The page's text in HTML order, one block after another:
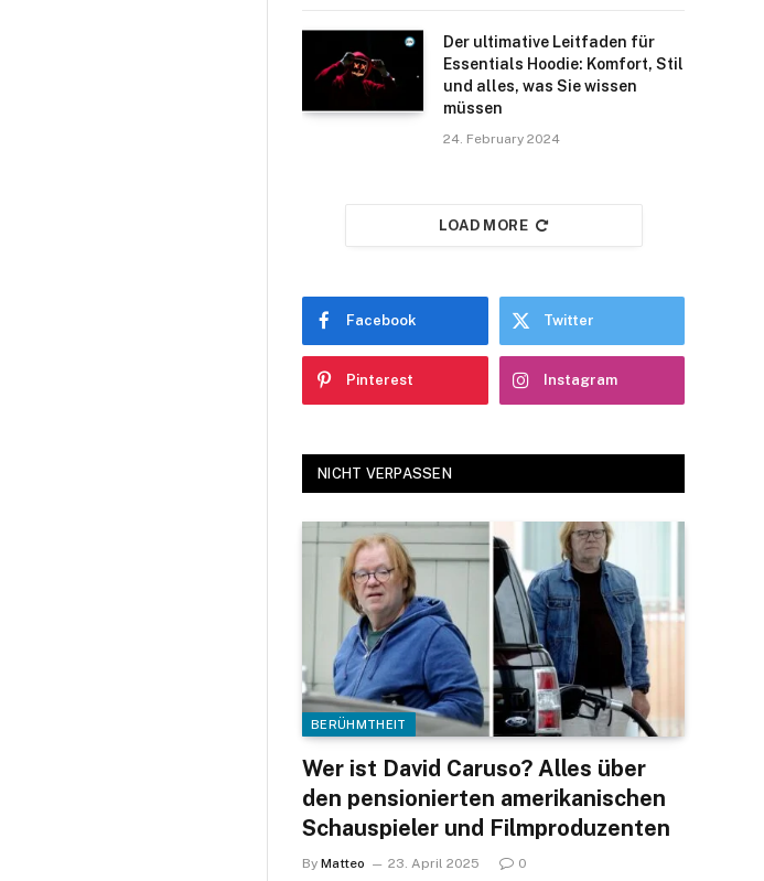
Der ultimative Leitfaden für
Essentials Hoodie: Komfort, Stil
und alles, was Sie wissen
müssen
24. February 2024
LOAD MORE
Facebook Twitter
Pinterest Instagram
NICHT VERPASSEN
BERÜHMTHEIT
Wer ist David Caruso? Alles über
den pensionierten amerikanischen
Schauspieler und Filmproduzenten
By Matteo 23. April 2025 0